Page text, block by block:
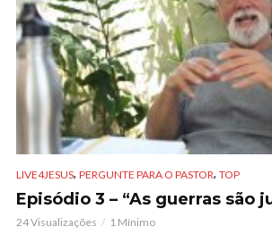
LIVE4JESUS, PERGUNTE PARA O PASTOR, TOP
Episódio 3 – “As guerras são
24 Visualizações 1 Mínimo